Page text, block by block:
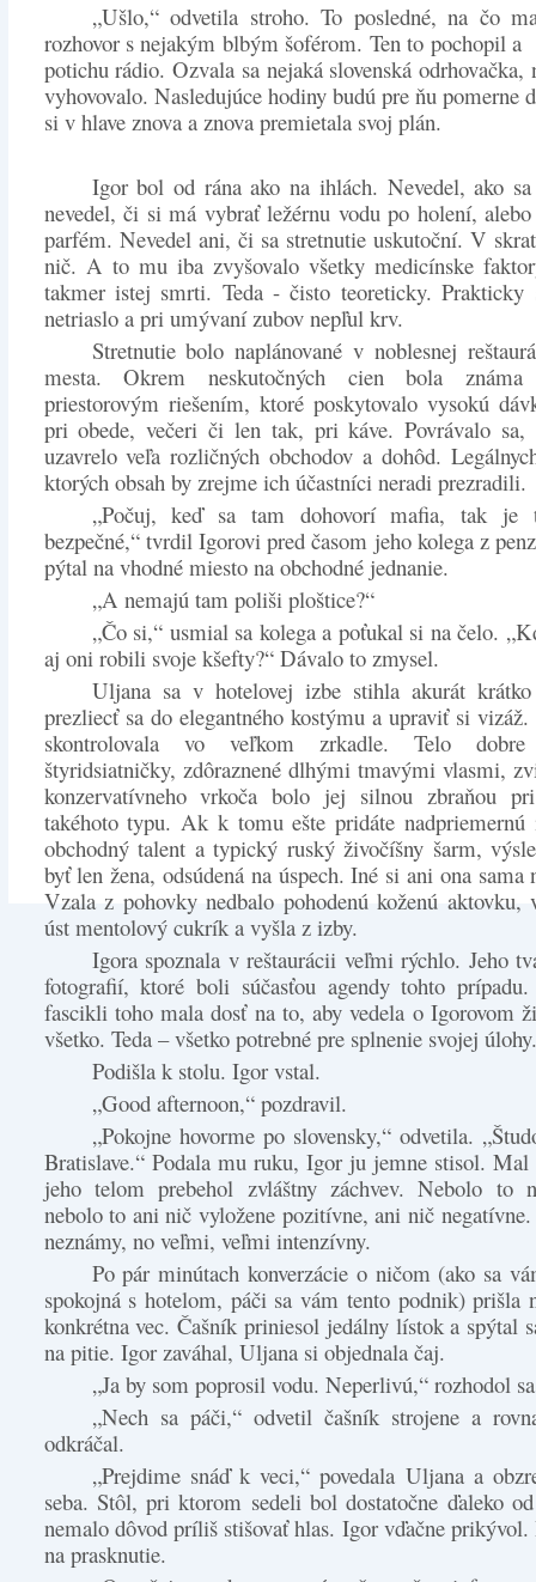
„Ušlo,“ odvetila stroho. To posledné, na čo
rozhovor s nejakým blbým šoférom. Ten to pochopil a
potichu rádio. Ozvala sa nejaká slovenská
vyhovovalo. Nasledujúce hodiny budú pre ňu pomerne
si v hlave znova a znova premietala svoj plán.
Igor bol od rána ako na ihlách. Nevedel, ako
nevedel, či si má vybrať ležérnu vodu po holení,
parfém. Nevedel ani, či sa stretnutie uskutoční. V
nič. A to mu iba zvyšovalo všetky medicínske
takmer istej smrti. Teda - čisto teoreticky. Prakticky
netriaslo a pri umývaní zubov nepľul krv.
Stretnutie bolo naplánované v noblesnej
mesta. Okrem neskutočných cien bola
priestorovým riešením, ktoré poskytovalo vysokú
pri obede, večeri či len tak, pri káve. Povrávalo
uzavrelo veľa rozličných obchodov a dohôd.
ktorých obsah by zrejme ich účastníci neradi prezradili.
„Počuj, keď sa tam dohovorí mafia, tak je
bezpečné,“ tvrdil Igorovi pred časom jeho kolega z
pýtal na vhodné miesto na obchodné jednanie.
„A nemajú tam poliši ploštice?“
„Čo si,“ usmial sa kolega a poťukal si na čelo.
aj oni robili svoje kšefty?“ Dávalo to zmysel.
Uljana sa v hotelovej izbe stihla akurát krátko
prezliecť sa do elegantného kostýmu a upraviť si vizáž.
skontrolovala vo veľkom zrkadle. Telo dobre
štyridsiatničky, zdôraznené dlhými tmavými vlasmi,
konzervatívneho vrkoča bolo jej silnou zbraňou
takéhoto typu. Ak k tomu ešte pridáte nadpriemernú
obchodný talent a typický ruský živočíšny šarm,
byť len žena, odsúdená na úspech. Iné si ani ona sama
Vzala z pohovky nedbalo pohodenú koženú
úst mentolový cukrík a vyšla z izby.
Igora spoznala v reštaurácii veľmi rýchlo. Jeho
fotografií, ktoré boli súčasťou agendy tohto
fascikli toho mala dosť na to, aby vedela o Igorovom
všetko. Teda – všetko potrebné pre splnenie svojej úlohy.
Podišla k stolu. Igor vstal.
„Good afternoon,“ pozdravil.
„Pokojne hovorme po slovensky,“ odvetila.
Bratislave.“ Podala mu ruku, Igor ju jemne stisol. Mal
jeho telom prebehol zvláštny záchvev. Nebolo to
nebolo to ani nič vyložene pozitívne, ani nič
neznámy, no veľmi, veľmi intenzívny.
Po pár minútach konverzácie o ničom (ako sa
spokojná s hotelom, páči sa vám tento podnik) prišla
konkrétna vec. Čašník priniesol jedálny lístok a spýtal
na pitie. Igor zaváhal, Uljana si objednala čaj.
„Ja by som poprosil vodu. Neperlivú,“ rozhodol
„Nech sa páči,“ odvetil čašník strojene a
odkráčal.
„Prejdime snáď k veci,“ povedala Uljana a
seba. Stôl, pri ktorom sedeli bol dostatočne ďaleko
nemalo dôvod príliš stišovať hlas. Igor vďačne
na prasknutie.